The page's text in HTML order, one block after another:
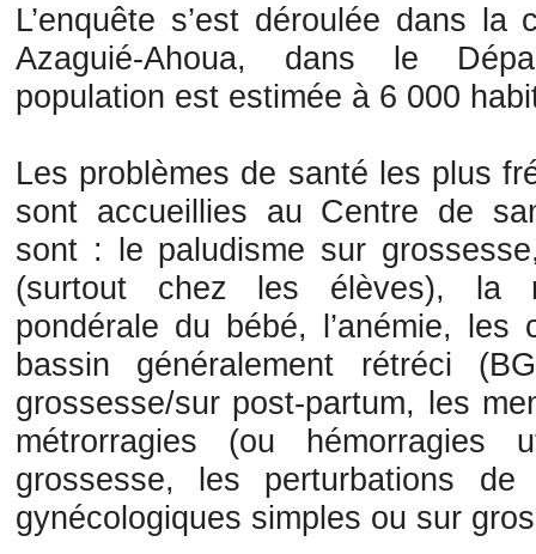
L’enquête s’est déroulée dans la
Azaguié-Ahoua, dans le
population est estimée à 6 000
Les problèmes de santé les plus
sont accueillies au Centre de
sont : le paludisme sur
(surtout chez les élèves), la
pondérale du bébé, l’anémie,
bassin généralement rétréci
grossesse/sur post-partum, les
métrorragies (ou hémorragies
grossesse, les perturbations
gynécologiques simples ou sur